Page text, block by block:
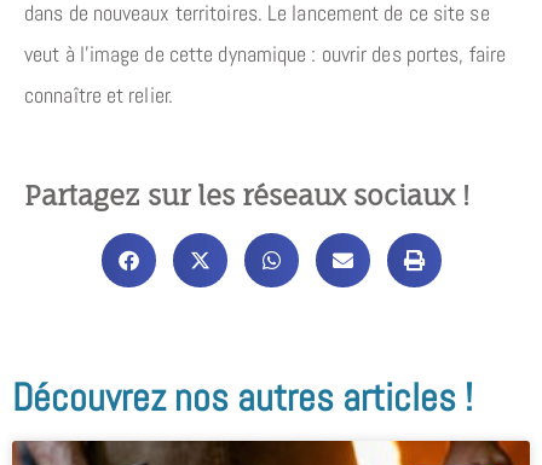
dans de nouveaux territoires. Le lancement de ce site se
veut à l’image de cette dynamique : ouvrir des portes, faire
connaître et relier.
Partagez sur les réseaux sociaux !
Découvrez nos autres articles !